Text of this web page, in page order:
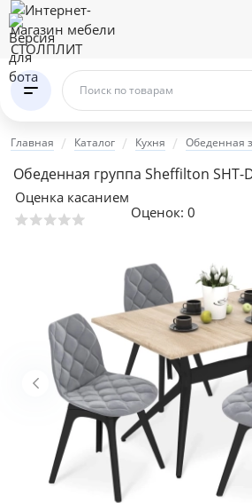
Поиск по товарам
Главная Каталог Кухня Обеденная
Обеденная группа Sheffilton SHT-
Оценка касанием
Оценок: 0